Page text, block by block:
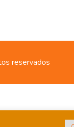
reservados